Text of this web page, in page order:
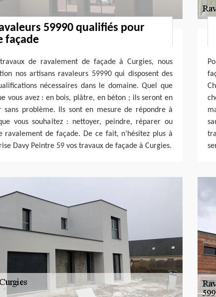
59990 qualifiés pour
façade
travaux de ravalement de façade à Curgies, nous
nos artisans ravaleurs 59990 qui disposent des
nécessaires dans le domaine. Quel que
vous avez : en bois, plâtre, en béton ; ils seront en
sans problème. Ils sont en mesure de répondre à
vous souhaitez : nettoyer, peindre, réparer ou
ravalement de façade. De ce fait, n’hésitez plus à
Davy Peintre 59 vos travaux de façade à Curgies.